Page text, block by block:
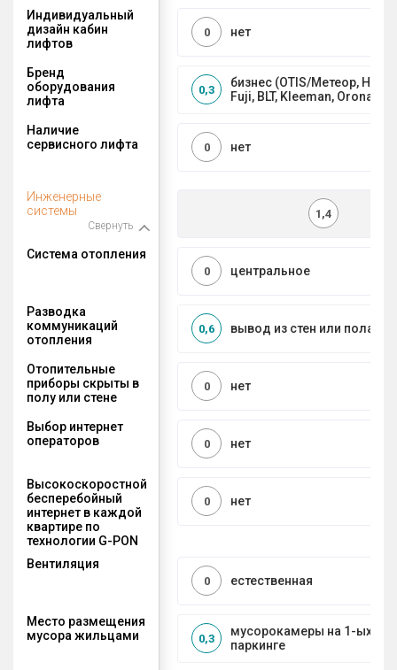
Индивидуальный
дизайн кабин
лифтов
нет
0
Бренд
оборудования
лифта
бизнес (OTIS/Метеор,
Fuji, BLT, Kleeman, Orona)
0,3
Наличие
сервисного лифта
нет
0
Инженерные
системы
Свернуть
1,4
Система отопления
центральное
0
Разводка
коммуникаций
отопления
вывод из стен или пола
0,6
Отопительные
приборы скрыты в
полу или стене
нет
0
Выбор интернет
операторов
нет
0
Высокоскоростной
бесперебойный
интернет в каждой
квартире по
технологии G-PON
нет
0
Вентиляция
естественная
0
Место размещения
мусора жильцами
мусорокамеры на 1-ых
паркинге
0,3